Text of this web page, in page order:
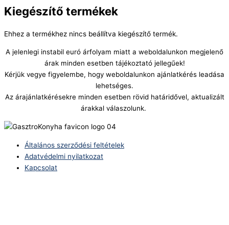
Kiegészítő termékek
Ehhez a termékhez nincs beállítva kiegészítő termék.
A jelenlegi instabil euró árfolyam miatt a weboldalunkon megjelenő
árak minden esetben tájékoztató jellegűek!
Kérjük vegye figyelembe, hogy weboldalunkon ajánlatkérés leadása
lehetséges.
Az árajánlatkérésekre minden esetben rövid határidővel, aktualizált
árakkal válaszolunk.
Általános szerződési feltételek
Adatvédelmi nyilatkozat
Kapcsolat